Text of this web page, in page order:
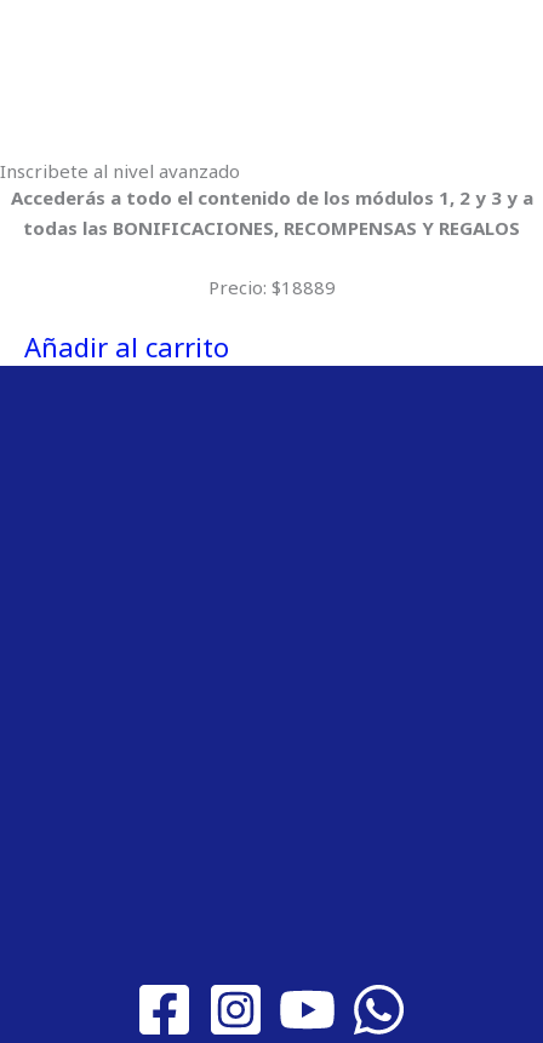
Inscribete al nivel avanzado
Accederás a todo el contenido de los módulos 1, 2 y 3 y a
todas las BONIFICACIONES, RECOMPENSAS Y REGALOS
Precio: $18889
Añadir al carrito